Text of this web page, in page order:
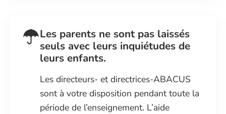
Les parents ne sont pas laissés
seuls avec leurs inquiétudes de
leurs enfants.
Les directeurs- et directrices-ABACUS
sont à votre disposition pendant toute la
période de l’enseignement. L’aide